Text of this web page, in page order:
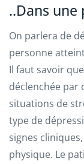
..Dans une
On parlera de
personne
Il faut savoir
déclenchée par
situations de
type de
signes
physique. Le